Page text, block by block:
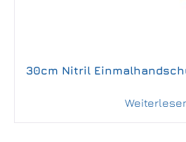
30cm Nitril